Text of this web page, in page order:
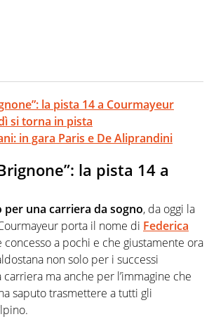
la pista 14 a Courmayeur
si torna in pista
in gara Paris e De Aliprandini
la pista 14 a
una carriera da sogno, da oggi la
porta il nome di Federica
concesso a pochi e che giustamente ora
non solo per i successi
ma anche per l’immagine che
saputo trasmettere a tutti gli